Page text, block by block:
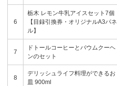
6
栃木 レモン牛乳アイスセット7個
【目録引換券・オリジナルA3パネ
ル】
7
ドトールコーヒーとバウムクーヘ
ンのセット
8
デリッシュライフ料理ができるお
皿 900ml